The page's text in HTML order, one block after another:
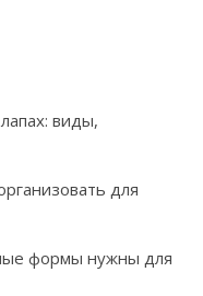
виды,
для
формы нужны для